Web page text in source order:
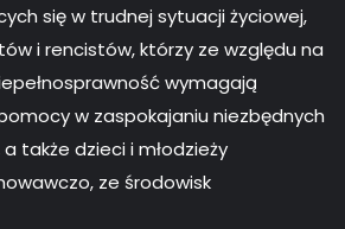
się w trudnej sytuacji życiowej,
i rencistów, którzy ze względu na
wymagają
w zaspokajaniu niezbędnych
także dzieci i młodzieży
ze środowisk